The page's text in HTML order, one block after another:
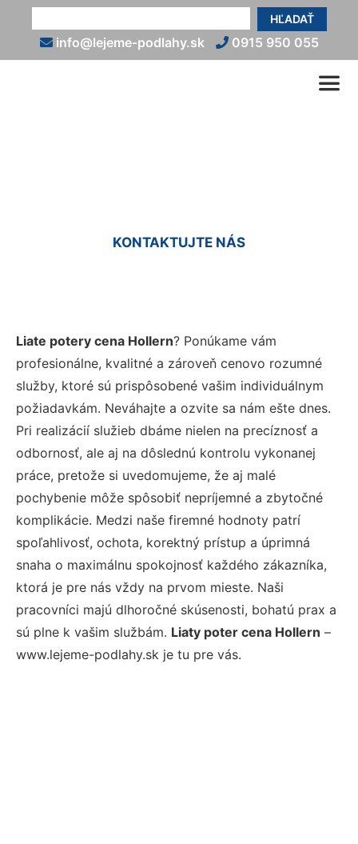
HĽADAŤ
info@lejeme-podlahy.sk 0915 950 055
KONTAKTUJTE NÁS
Liate potery cena Hollern? Ponúkame vám
profesionálne, kvalitné a zároveň cenovo rozumné
služby, ktoré sú prispôsobené vašim individuálnym
požiadavkám. Neváhajte a ozvite sa nám ešte dnes.
Pri realizácií služieb dbáme nielen na precíznosť a
odbornosť, ale aj na dôslednú kontrolu vykonanej
práce, pretože si uvedomujeme, že aj malé
pochybenie môže spôsobiť nepríjemné a zbytočné
komplikácie. Medzi naše firemné hodnoty patrí
spoľahlivosť, ochota, korektný prístup a úprimná
snaha o maximálnu spokojnosť každého zákazníka,
ktorá je pre nás vždy na prvom mieste. Naši
pracovníci majú dlhoročné skúsenosti, bohatú prax a
sú plne k vašim službám. Liaty poter cena Hollern –
www.lejeme-podlahy.sk je tu pre vás.